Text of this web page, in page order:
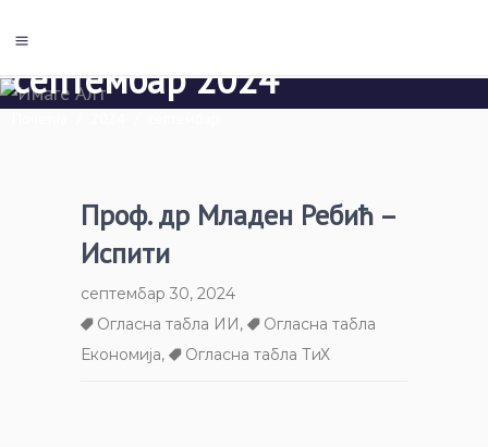
септембар 2024
Проф. др Младен Ребић –
Испити
септембар 30, 2024
Огласна табла ИИ,
Огласна табла
Економија, Огласна табла ТиХ